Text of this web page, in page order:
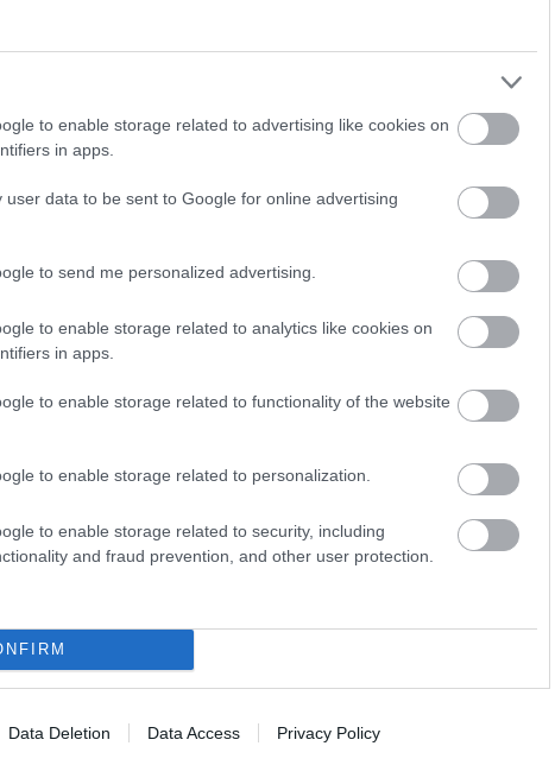
to enable storage related to advertising like cookies on
in apps.
user data to be sent to Google for online advertising
to send me personalized advertising.
to enable storage related to analytics like cookies on
in apps.
to enable storage related to functionality of the website
to enable storage related to personalization.
to enable storage related to security, including
and fraud prevention, and other user protection.
Data Deletion Data Access Privacy Policy
gyorsulás, jobb gázpedál-reakció
előzés, alacsonyabb fordulatszámon is erős
károsanyag-kibocsátás, a diagnosztika zavartalan
el részletesen a chiptuning oldalunkat
– miért nyer mindig a
csak egy jelhamisító doboz, ami 1-2 szenzort „átver”. A